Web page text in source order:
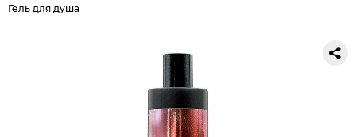
Гель для душа